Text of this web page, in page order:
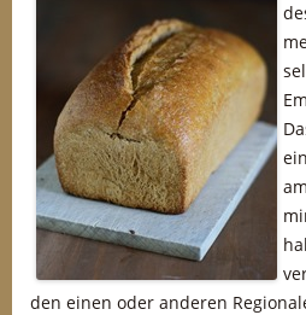
den einen oder anderen